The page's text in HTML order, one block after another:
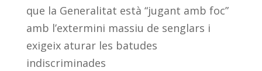
que la Generalitat està “jugant amb foc”
amb l’extermini massiu de senglars i
exigeix aturar les batudes
indiscriminades